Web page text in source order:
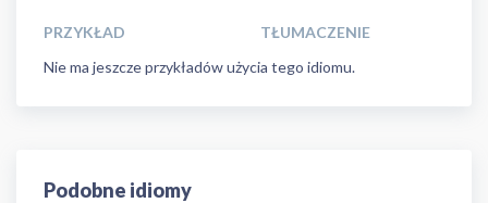
PRZYKŁAD
TŁUMACZENIE
Nie ma jeszcze przykładów użycia tego idiomu.
Podobne idiomy